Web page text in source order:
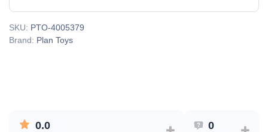
SKU: PTO-4005379
Brand: Plan Toys
0.0 0